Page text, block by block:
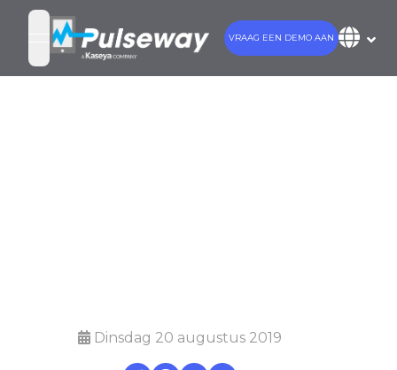
open navigation menu
VRAAG EEN DEMO AAN
Dinsdag 20 augustus 2019